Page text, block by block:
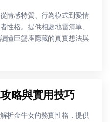
情感特質、行為模式到愛情
性格。提供相處地雷清單、
懂巨蟹座隱藏的真實想法與
略與實用技巧
析金牛女的務實性格，提供